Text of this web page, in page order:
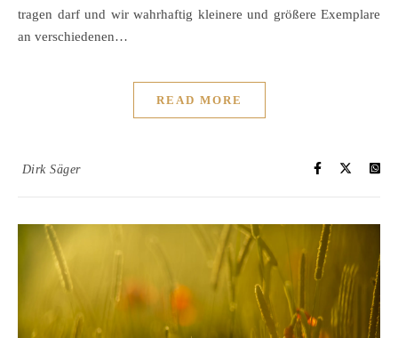
tragen darf und wir wahrhaftig kleinere und größere Exemplare
an verschiedenen…
READ MORE
Dirk Säger